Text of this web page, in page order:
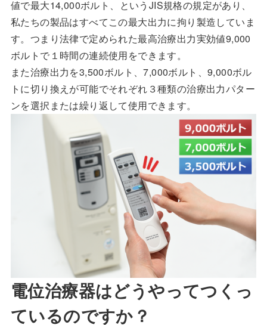
値で最大14,000ボルト、というJIS規格の規定があり、
私たちの製品はすべてこの最大出力に拘り製造していま
す。つまり法律で定められた最高治療出力実効値9,000
ボルトで１時間の連続使用をできます。
また治療出力を3,500ボルト、7,000ボルト、9,000ボル
トに切り換えが可能でそれぞれ３種類の治療出力パター
ンを選択または繰り返して使用できます。
電位治療器はどうやってつくっ
ているのですか？